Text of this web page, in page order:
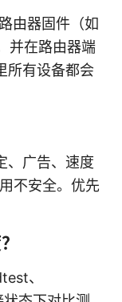
由器固件（如
并在路由器端
所有设备都会
、广告、速度
不安全。优先
、